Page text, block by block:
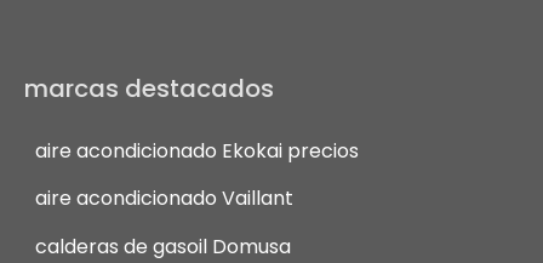
marcas destacados
aire acondicionado Ekokai precios
aire acondicionado Vaillant
calderas de gasoil Domusa